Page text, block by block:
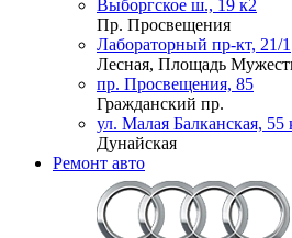
Выборгское ш., 19 к2
Пр. Просвещения
Лабораторный пр-кт, 21/1
Лесная, Площадь
пр. Просвещения, 85
Гражданский пр.
ул. Малая Балканская, 55
Дунайская
Ремонт авто